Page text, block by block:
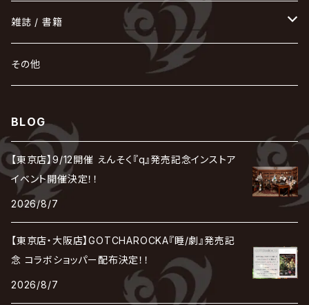
有村竜太朗
ΛrlequiΩ / アルルカン
河村隆一
黒夢
ジグソウ
シド
JAKIGAN MEISTER
Chanty
Janne Da Arc
sugar
SCAPEGOAT
SPLENDID GOD GIRAFFE
SLAPSLY / CHIYU
逹瑯
DAVID / SUI / 縁
DARRELL
DIR EN GREY
DEXCORE
TAKE NO BREAK
DEZERT
deadman
DEVILOOF
Dolly
TЯicKY
NOCTURNAL BLOODLUST
花見桜こうき
薔薇の宮殿
BAROQUE
hide with Spread Beaver / hide
HIDE-ZOU
ビバラッシュ
Plastic Tree
Frantic EMIRY
Blu-BiLLioN
BULL FIELD
THE BEETHOVEN
HELLBROTH / ヘルブロス
The Benjamin
POIDOL
HOLLOWGRAM
MUSCLE ATTACK
マツタケワークス
摩天楼オペラ
THE MADNA
MAMA.
まみれた / MAMIRETA
美良政次
MIRAGE
メトロノーム
MERRY / メリー
も
THE MORTAL
最上川司
ユナイト
Rides In ReVellion
La'veil MizeriA
LAB.THE BASEMENT / ラボ ザ ベヰスメント
Leetspeak monsters
Ricky
RENAME
LIBRAVEL / リブラヴェル
Lill
る
Ruiza
LUNA SEA
れ
the Raid.
REIGN
RAZOR
LSN / The LEGENDARY SIX NINE
Royz
Rorschach.inc
ロマン急行
wyse
我が為
雑誌 / 書籍
hévn
その他
BLOG
【東京店】9/12開催 えんそく『q』発売記念インストア
イベント開催決定！！
2026/8/7
【東京店・大阪店】GOTCHAROCKA『睡/劇』発売記
念 コラボショッパー配布決定！！
2026/8/7